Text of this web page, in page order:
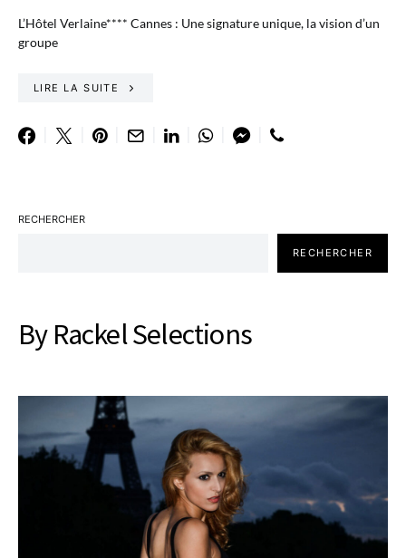
L’Hôtel Verlaine**** Cannes : Une signature unique, la vision d’un
groupe
LIRE LA SUITE
RECHERCHER
RECHERCHER
By Rackel Selections